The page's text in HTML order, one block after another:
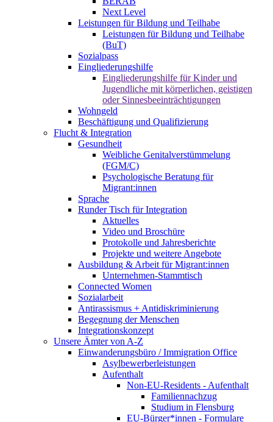
Next Level
Leistungen für Bildung und Teilhabe
Leistungen für Bildung und Teilhabe
(BuT)
Sozialpass
Eingliederungshilfe
Eingliederungshilfe für Kinder und
Jugendliche mit körperlichen, geistigen
oder Sinnesbeeinträchtigungen
Wohngeld
Beschäftigung und Qualifizierung
Flucht & Integration
Gesundheit
Weibliche Genitalverstümmelung
(FGM/C)
Psychologische Beratung für
Migrant:innen
Sprache
Runder Tisch für Integration
Aktuelles
Video und Broschüre
Protokolle und Jahresberichte
Projekte und weitere Angebote
Ausbildung & Arbeit für Migrant:innen
Unternehmen-Stammtisch
Connected Women
Sozialarbeit
Antirassismus + Antidiskriminierung
Begegnung der Menschen
Integrationskonzept
Unsere Ämter von A-Z
Einwanderungsbüro / Immigration Office
Asylbewerberleistungen
Aufenthalt
Non-EU-Residents - Aufenthalt
Familiennachzug
Studium in Flensburg
EU-Bürger*innen - Formulare